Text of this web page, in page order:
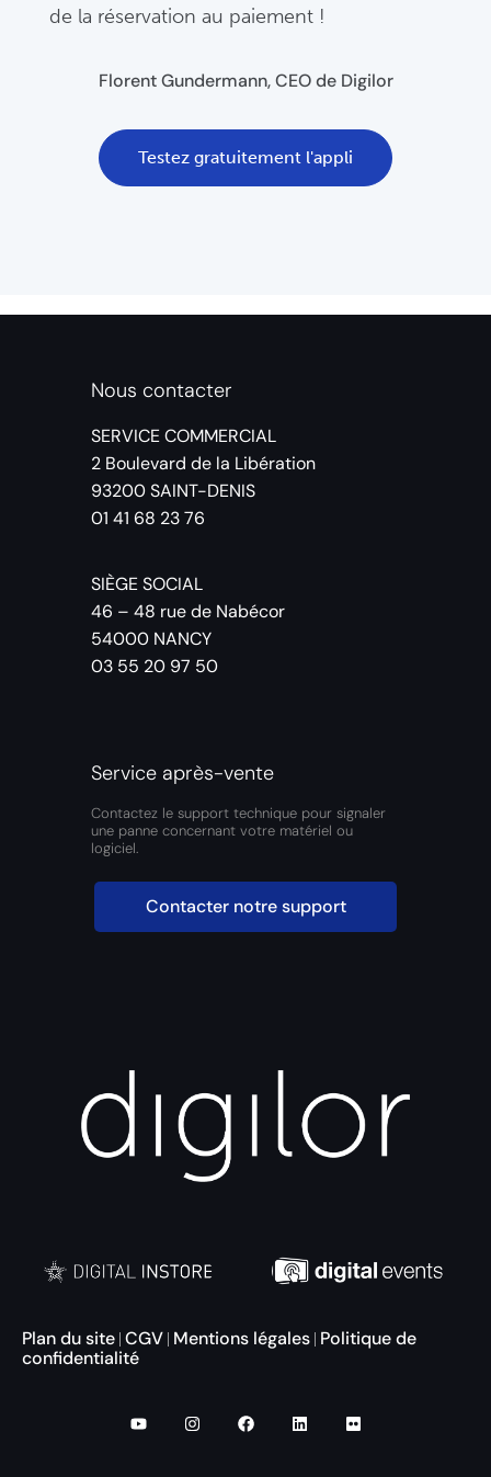
de la réservation au paiement !
Florent Gundermann, CEO de Digilor
Testez gratuitement l'appli
Nous contacter
SERVICE COMMERCIAL
2 Boulevard de la Libération
93200 SAINT-DENIS
01 41 68 23 76
SIÈGE SOCIAL
46 – 48 rue de Nabécor
54000 NANCY
03 55 20 97 50
Service après-vente
Contactez le support technique pour signaler
une panne concernant votre matériel ou
logiciel.
Contacter notre support
Plan du site CGV Mentions légales Politique de
confidentialité